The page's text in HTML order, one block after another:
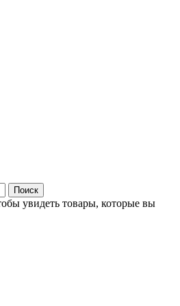
Поиск
увидеть товары, которые вы